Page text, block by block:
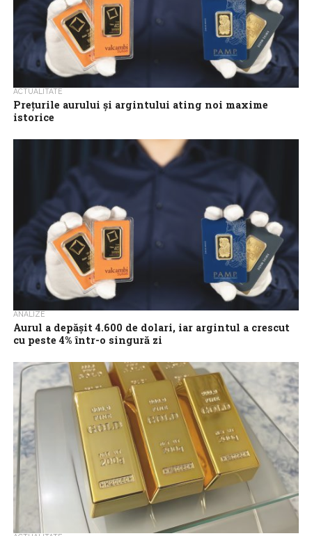
ACTUALITATE
Preţurile aurului şi argintului ating noi maxime
istorice
noi maxime istorice, la doar câteva zile după ce au depăşit
recordurile anterioare,...
ANALIZE
Aurul a depășit 4.600 de dolari, iar argintul a crescut
cu peste 4% într-o singură zi
săptămânii, prețurile acestora majorându-se semnificativ în prima
zi de tranzacționare. Evoluția reprezintă...